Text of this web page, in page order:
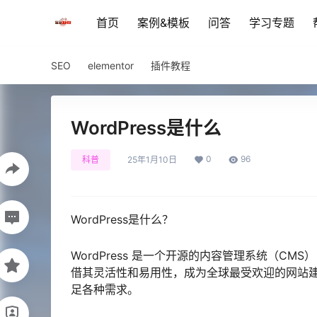
首页 案例&模板 问答 学习专题
SEO elementor 插件教程
WordPress是什么
科普 25年1月10日 0 96
WordPress是什么？
WordPress 是一个开源的内容管理系统（CMS
借其灵活性和易用性，成为全球最受欢迎的网
足各种需求。